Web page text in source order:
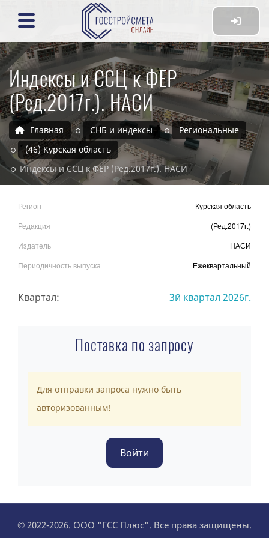
Индексы и ССЦ к ФЕР
(Ред.2017г.). НАСИ
Главная СНБ и индексы
Региональные
(46) Курская область
Индексы и ССЦ к ФЕР (Ред.2017г.). НАСИ
Регион
Курская область
Редакция
(Ред.2017г.)
Издатель
НАСИ
Периодичность выпуска
Ежеквартальный
Квартал: 3й квартал 2026г.
Поставка по запросу
Для отправки запроса нужно быть
авторизованным!
© 2022-2026. ООО "ГСС Плюс". Все права защищены.